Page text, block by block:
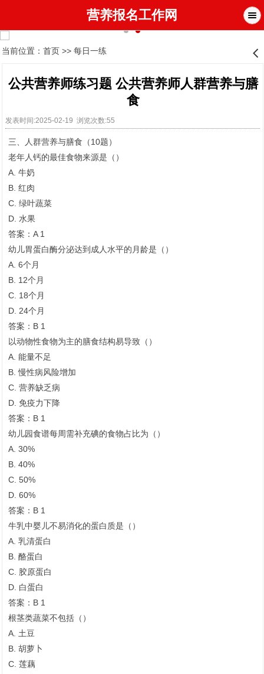
营养报名工作网
1 2
当前位置： 首页>> 每日一练 󰊒
公共营养师练习题 公共营养师人群营养与膳
食
发表时间:2025-02-19 浏览次数:55
三、人群营养与膳食（10题）
老年人钙的最佳食物来源是（）
A. 牛奶
B. 红肉
C. 绿叶蔬菜
D. 水果
答案：A 1
幼儿胃蛋白酶分泌达到成人水平的月龄是（）
A. 6个月
B. 12个月
C. 18个月
D. 24个月
答案：B 1
以动物性食物为主的膳食结构易导致（）
A. 能量不足
B. 慢性病风险增加
C. 营养缺乏病
D. 免疫力下降
答案：B 1
幼儿园食谱每周需补充碘的食物占比为（）
A. 30%
B. 40%
C. 50%
D. 60%
答案：B 1
牛乳中婴儿不易消化的蛋白质是（）
A. 乳清蛋白
B. 酪蛋白
C. 胶原蛋白
D. 白蛋白
答案：B 1
根茎类蔬菜不包括（）
A. 土豆
B. 胡萝卜
C. 莲藕